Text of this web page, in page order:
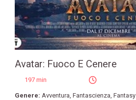
Avatar: Fuoco E Cenere
197 min
Genere: Avventura Fantascienza Fantasy